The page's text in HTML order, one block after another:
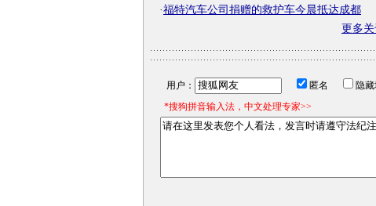
·福特汽车公司捐赠的救护车今晨抵达成都
更多
用户： 匿名 隐
*搜狗拼音输入法，中文处理专家>>